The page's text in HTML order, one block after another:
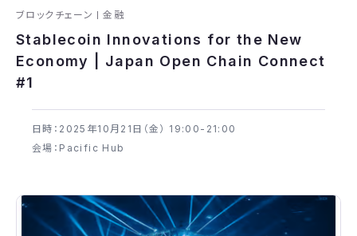
ブロックチェーン 金融
Stablecoin Innovations for the New
Economy | Japan Open Chain Connect
#1
日時：2025年​10月21日（金） 19:00-21:00
会場：Pacific Hub